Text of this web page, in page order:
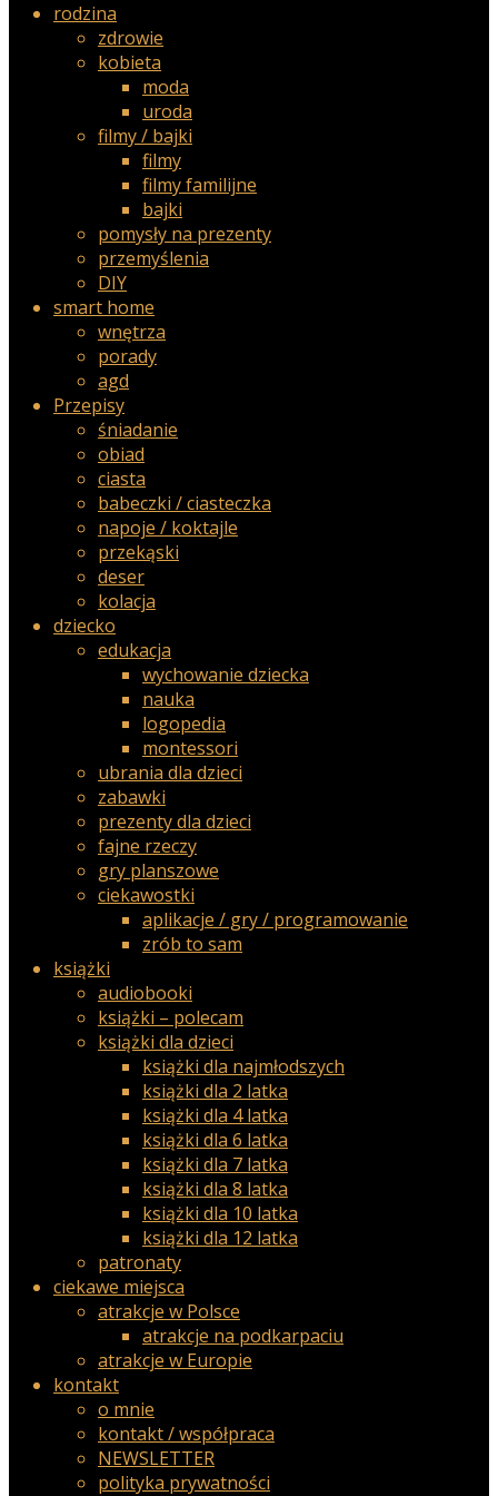
rodzina
zdrowie
kobieta
moda
uroda
filmy / bajki
filmy
filmy familijne
bajki
pomysły na prezenty
przemyślenia
DIY
smart home
wnętrza
porady
agd
Przepisy
śniadanie
obiad
ciasta
babeczki / ciasteczka
napoje / koktajle
przekąski
deser
kolacja
dziecko
edukacja
wychowanie dziecka
nauka
logopedia
montessori
ubrania dla dzieci
zabawki
prezenty dla dzieci
fajne rzeczy
gry planszowe
ciekawostki
aplikacje / gry / programowanie
zrób to sam
książki
audiobooki
książki – polecam
książki dla dzieci
książki dla najmłodszych
książki dla 2 latka
książki dla 4 latka
książki dla 6 latka
książki dla 7 latka
książki dla 8 latka
książki dla 10 latka
książki dla 12 latka
patronaty
ciekawe miejsca
atrakcje w Polsce
atrakcje na podkarpaciu
atrakcje w Europie
kontakt
o mnie
kontakt / współpraca
NEWSLETTER
polityka prywatności